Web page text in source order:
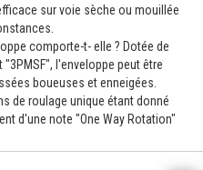
sur voie sèche ou mouillée
comporte-t- elle ? Dotée de
l'enveloppe peut être
boueuses et enneigées.
de roulage unique étant donné
d'une note "One Way Rotation"